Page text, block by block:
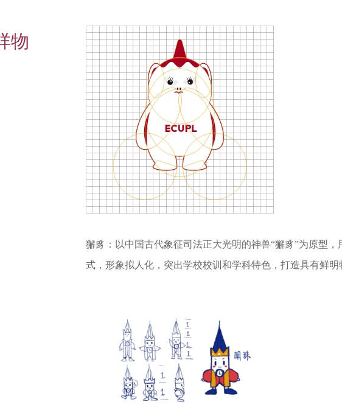
物
獬豸：以中国古代象征司法正大光明的神兽“獬豸”为原型
式，形象拟人化，突出学校校训和学科特色，打造具有鲜明